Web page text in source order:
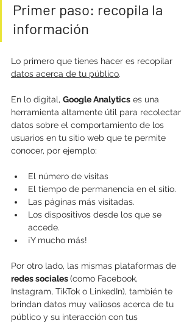
Primer paso: recopila la
información
Lo primero que tienes hacer es recopilar
datos acerca de tu público.
En lo digital, Google Analytics es una
herramienta altamente útil para recolectar
datos sobre el comportamiento de los
usuarios en tu sitio web que te permite
conocer, por ejemplo:
El número de visitas
El tiempo de permanencia en el sitio.
Las páginas más visitadas.
Los dispositivos desde los que se
accede.
¡Y mucho más!
Por otro lado, las mismas plataformas de
redes sociales (como Facebook,
Instagram, TikTok o LinkedIn), también te
brindan datos muy valiosos acerca de tu
público y su interacción con tus